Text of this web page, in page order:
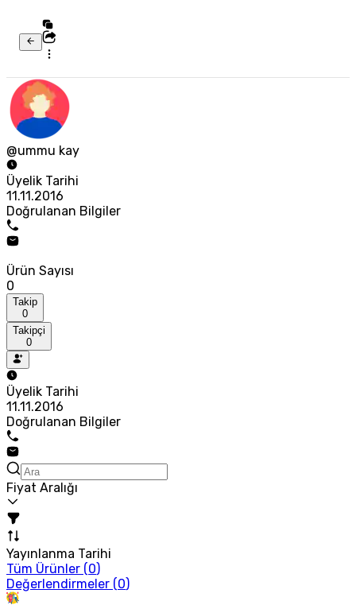
@ummu kay
Üyelik Tarihi
11.11.2016
Doğrulanan Bilgiler
Ürün Sayısı
0
Takip
0
Takipçi
0
Üyelik Tarihi
11.11.2016
Doğrulanan Bilgiler
Fiyat Aralığı
Yayınlanma Tarihi
Tüm Ürünler (0)
Değerlendirmeler (0)